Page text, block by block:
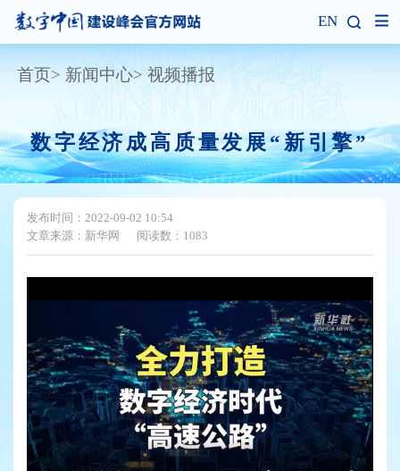
EN
首页 新闻中心 视频播报
数字经济成高质量发展“新引擎”
发布时间：2022-09-02 10:54
文章来源：新华网
阅读数：1083